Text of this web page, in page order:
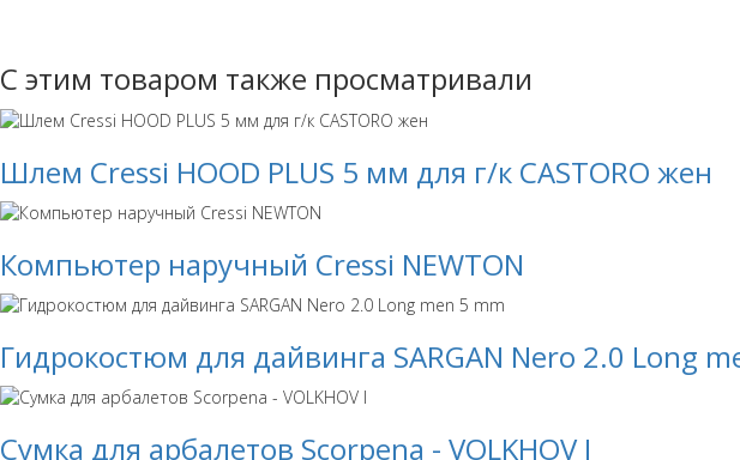
С этим товаром также просматривали
Шлем Cressi HOOD PLUS 5 мм для г/к CASTORO жен
Компьютер наручный Cressi NEWTON
Гидрокостюм для дайвинга SARGAN Nero 2.0 Long
Сумка для арбалетов Scorpena - VOLKHOV I